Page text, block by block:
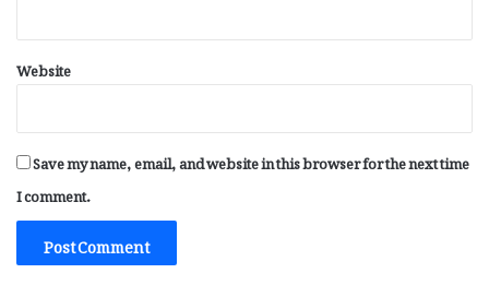
Website
Save my name, email, and website in this browser for the next time
I comment.